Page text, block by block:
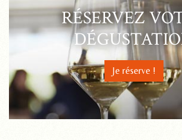
RÉSERVEZ
Je réserve !